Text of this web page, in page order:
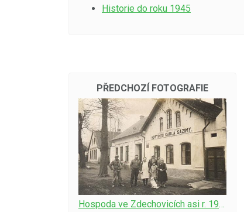
Historie do roku 1945
PŘEDCHOZÍ FOTOGRAFIE
Hospoda ve Zdechovicích asi r. 1930